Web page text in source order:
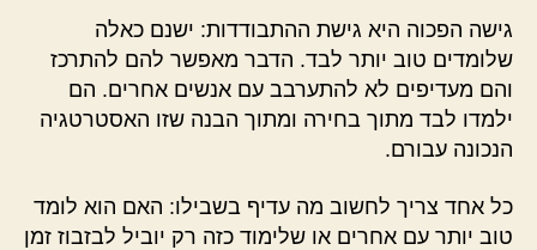
גישה הפכוה היא גישת ההתבודדות: ישנם כאלה
שלומדים טוב יותר לבד. הדבר מאפשר להם להתרכז
והם מעדיפים לא להתערבב עם אנשים אחרים. הם
ילמדו לבד מתוך בחירה ומתוך הבנה שזו האסטרטגיה
הנכונה עבורם.
כל אחד צריך לחשוב מה עדיף בשבילו: האם הוא לומד
טוב יותר עם אחרים או שלימוד כזה רק יוביל לבזבוז זמן